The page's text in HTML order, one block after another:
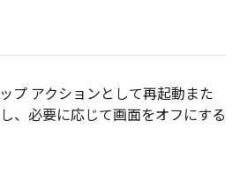
プ アクションとして再起動また
、必要に応じて画面をオフにする